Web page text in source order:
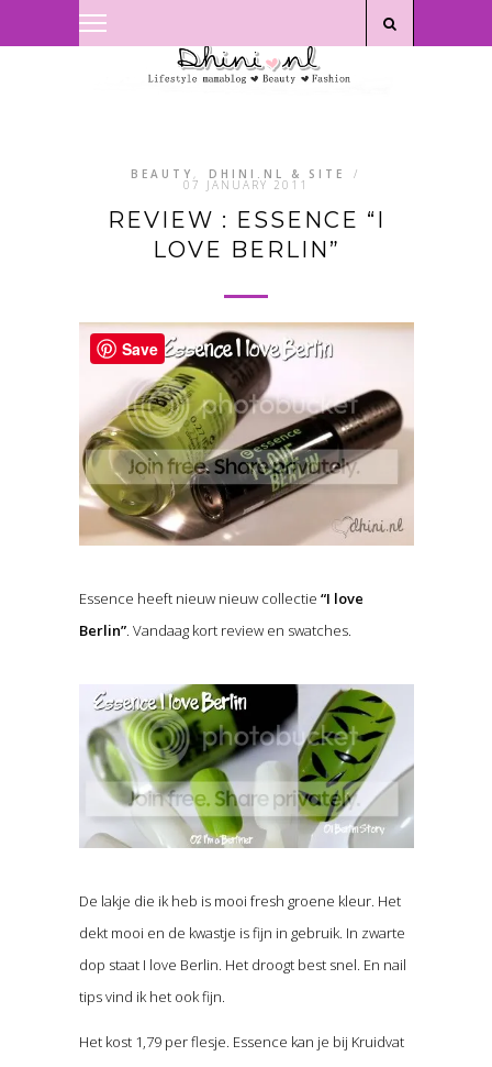
BEAUTY , DHINI.NL & SITE /
07 JANUARY 2011
REVIEW : ESSENCE “I
LOVE BERLIN”
Essence heeft nieuw nieuw collectie “I love
Berlin”. Vandaag kort review en swatches.
De lakje die ik heb is mooi fresh groene kleur. Het
dekt mooi en de kwastje is fijn in gebruik. In zwarte
dop staat I love Berlin. Het droogt best snel. En nail
tips vind ik het ook fijn.
Het kost 1,79 per flesje. Essence kan je bij Kruidvat
Save